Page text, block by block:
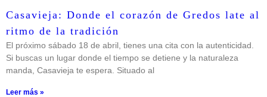
Casavieja: Donde el corazón de Gredos late al
ritmo de la tradición
El próximo sábado 18 de abril, tienes una cita con la autenticidad.
Si buscas un lugar donde el tiempo se detiene y la naturaleza
manda, Casavieja te espera. Situado al
Leer más »